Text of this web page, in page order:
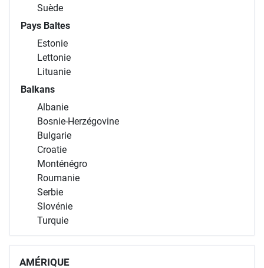
Suède
Pays Baltes
Estonie
Lettonie
Lituanie
Balkans
Albanie
Bosnie-Herzégovine
Bulgarie
Croatie
Monténégro
Roumanie
Serbie
Slovénie
Turquie
AMÉRIQUE